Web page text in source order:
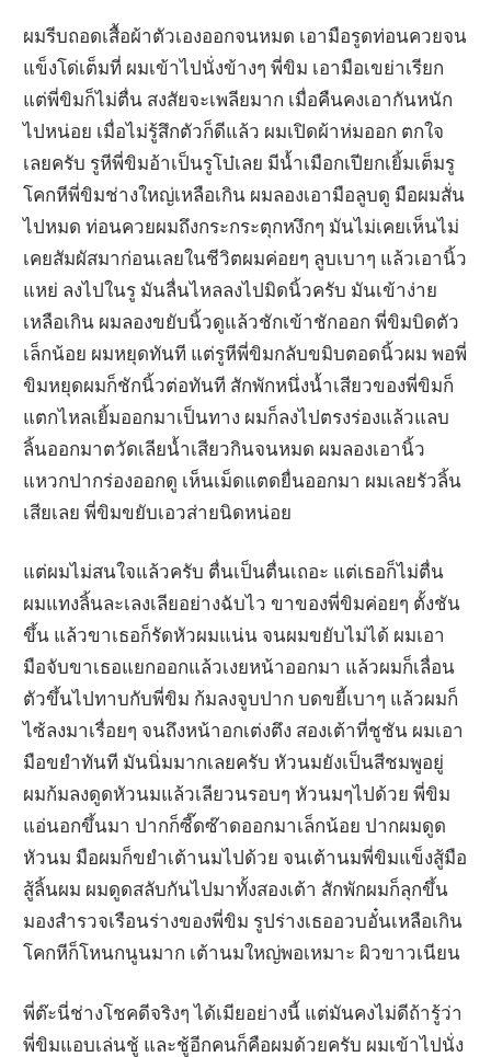
ผมรีบถอดเสื้อผ้าตัวเองออกจนหมด เอามือรูดท่อนควยจน
แข็งโด่เต็มที่ ผมเข้าไปนั่งข้างๆ พี่ขิม เอามือเขย่าเรียก
แต่พี่ขิมก็ไม่ตื่น สงสัยจะเพลียมาก เมื่อคืนคงเอากันหนัก
ไปหน่อย เมื่อไม่รู้สึกตัวก็ดีแล้ว ผมเปิดผ้าห่มออก ตกใจ
เลยครับ รูหีพี่ขิมอ้าเป็นรูโบ๋เลย มีน้ำเมือกเปียกเยิ้มเต็มรู
โคกหีพี่ขิมช่างใหญ่เหลือเกิน ผมลองเอามือลูบดู มือผมสั่น
ไปหมด ท่อนควยผมถึงกระกระตุกหงึกๆ มันไม่เคยเห็นไม่
เคยสัมผัสมาก่อนเลยในชีวิตผมค่อยๆ ลูบเบาๆ แล้วเอานิ้ว
แหย่ ลงไปในรู มันลื่นไหลลงไปมิดนิ้วครับ มันเข้าง่าย
เหลือเกิน ผมลองขยับนิ้วดูแล้วชักเข้าชักออก พี่ขิมบิดตัว
เล็กน้อย ผมหยุดทันที แต่รูหีพี่ขิมกลับขมิบตอดนิ้วผม พอพี่
ขิมหยุดผมก็ชักนิ้วต่อทันที สักพักหนึ่งน้ำเสียวของพี่ขิมก็
แตกไหลเยิ้มออกมาเป็นทาง ผมก็ลงไปตรงร่องแล้วแลบ
ลิ้นออกมาตวัดเลียน้ำเสียวกินจนหมด ผมลองเอานิ้ว
แหวกปากร่องออกดู เห็นเม็ดแตดยื่นออกมา ผมเลยรัวลิ้น
เสียเลย พี่ขิมขยับเอวส่ายนิดหน่อย
แต่ผมไม่สนใจแล้วครับ ตื่นเป็นตื่นเถอะ แต่เธอก็ไม่ตื่น
ผมแทงลิ้นละเลงเลียอย่างฉับไว ขาของพี่ขิมค่อยๆ ตั้งชัน
ขึ้น แล้วขาเธอก็รัดหัวผมแน่น จนผมขยับไม่ได้ ผมเอา
มือจับขาเธอแยกออกแล้วเงยหน้าออกมา แล้วผมก็เลื่อน
ตัวขึ้นไปทาบกับพี่ขิม ก้มลงจูบปาก บดขยี้เบาๆ แล้วผมก็
ไซ้ลงมาเรื่อยๆ จนถึงหน้าอกเต่งตึง สองเต้าที่ชูชัน ผมเอา
มือขยำทันที มันนิ่มมากเลยครับ หัวนมยังเป็นสีชมพูอยู่
ผมก้มลงดูดหัวนมแล้วเลียวนรอบๆ หัวนมๆไปด้วย พี่ขิม
แอ่นอกขึ้นมา ปากก็ซี๊ดซ๊าดออกมาเล็กน้อย ปากผมดูด
หัวนม มือผมก็ขยำเต้านมไปด้วย จนเต้านมพี่ขิมแข็งสู้มือ
สู้ลิ้นผม ผมดูดสลับกันไปมาทั้งสองเต้า สักพักผมก็ลุกขึ้น
มองสำรวจเรือนร่างของพี่ขิม รูปร่างเธออวบอั๋นเหลือเกิน
โคกหีก็โหนกนูนมาก เต้านมใหญ่พอเหมาะ ผิวขาวเนียน
พี่ต๊ะนี่ช่างโชคดีจริงๆ ได้เมียอย่างนี้ แต่มันคงไม่ดีถ้ารู้ว่า
พี่ขิมแอบเล่นชู้ และชู้อีกคนก็คือผมด้วยครับ ผมเข้าไปนั่ง